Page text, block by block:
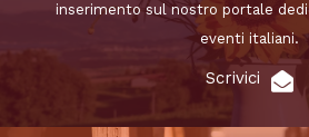
inserimento sul nostro portale
eventi italiani.
Scrivici